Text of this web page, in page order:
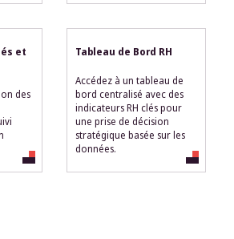
et
des
Tableau de Bord RH
Accédez à un tableau de
bord centralisé avec des
indicateurs RH clés pour
une prise de décision
stratégique basée sur les
données.